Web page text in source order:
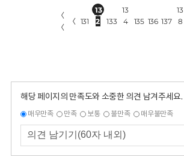
〈
〈
〈 131
13
2
133
13
4
135 136 137
13
8
해당 페이지의 만족도와 소중한 의견 남겨주세요.
매우만족 만족 보통 불만족 매우불만족